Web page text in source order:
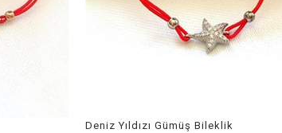
Deniz Yıldızı Gümüş Bileklik